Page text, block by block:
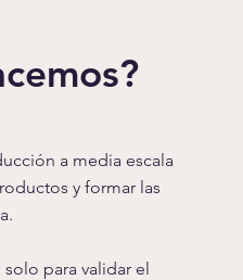
a media escala
y formar las
solo para validar el